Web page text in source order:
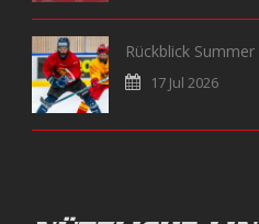
Rückblick
17 Jul 2026